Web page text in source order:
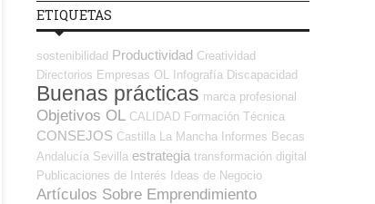
ETIQUETAS
sostenibilidad Productividad Creatividad
Directorios Empresas OL
Infografía Discapacidad
Buenas prácticas marca profesional
Objetivos OL CALIDAD Formación Técnica
CONSEJOS Castilla La Mancha Informes Becas
Andalucía Sevilla estrategia transformación digital
Publicaciones de Interés
Ideas de Negocio
Artículos Sobre Emprendimiento